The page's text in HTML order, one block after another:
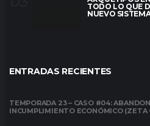
TODO LO QUE
NUEVO
ENTRADAS RECIENTES
TEMPORADA 23 – CASO #04:
INCUMPLIMIENTO ECONÓMICO (ZETA